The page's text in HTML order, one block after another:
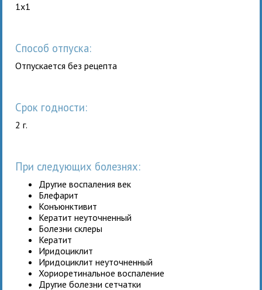
1x1
Способ отпуска:
Отпускается без рецепта
Срок годности:
2 г.
При следующих болезнях:
Другие воспаления век
Блефарит
Конъюнктивит
Кератит неуточненный
Болезни склеры
Кератит
Иридоциклит
Иридоциклит неуточненный
Хориоретинальное воспаление
Другие болезни сетчатки